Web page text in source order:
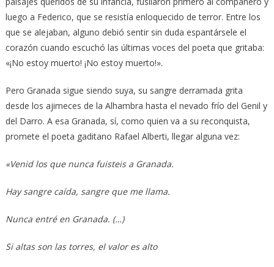
luego a Federico, que se resistía enloquecido de terror. Entre los
que se alejaban, alguno debió sentir sin duda espantársele el
corazón cuando escuchó las últimas voces del poeta que gritaba:
«¡No estoy muerto! ¡No estoy muerto!».
Pero Granada sigue siendo suya, su sangre derramada grita
desde los ajimeces de la Alhambra hasta el nevado frío del Genil y
del Darro. A esa Granada, sí, como quien va a su reconquista,
promete el poeta gaditano Rafael Alberti, llegar alguna vez:
«Venid los que nunca fuisteis a Granada.
Hay sangre caída, sangre que me llama.
Nunca entré en Granada. (…)
Si altas son las torres, el valor es alto